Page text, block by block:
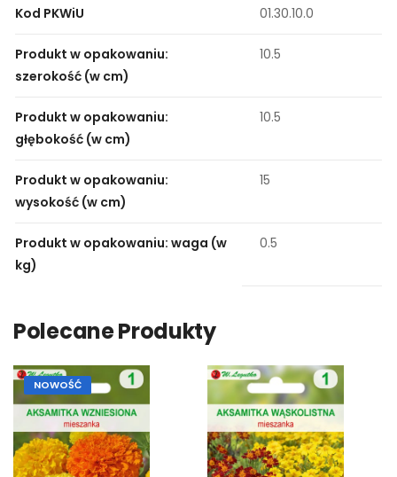
Kod PKWiU 01.30.10.0
Produkt w opakowaniu:
szerokość (w cm)
10.5
Produkt w opakowaniu:
głębokość (w cm)
10.5
Produkt w opakowaniu:
wysokość (w cm)
15
Produkt w opakowaniu: waga (w
kg)
0.5
Polecane Produkty
NOWOŚĆ